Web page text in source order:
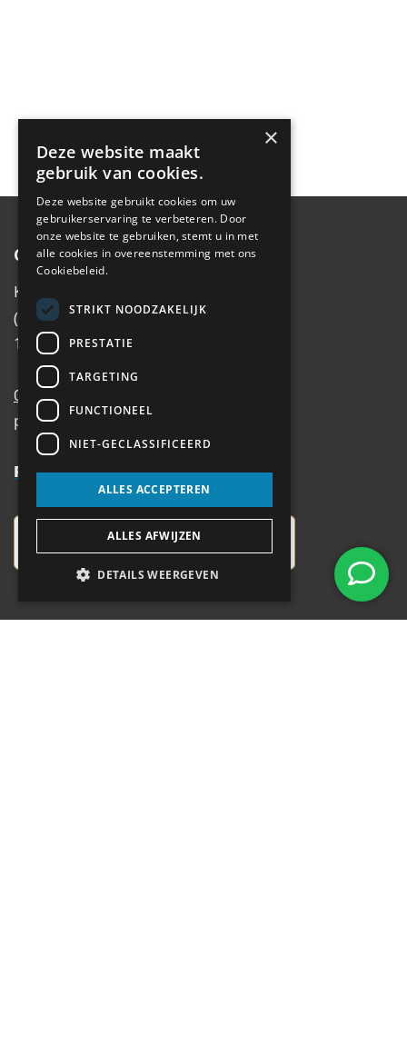
Contactgegevens
Koningsstraat 6
(hoek Emmastraat)
1213 AX Hilversum
035 – 62 49 102
postbus@antilope.nl
Review Policy
×
Deze website maakt
gebruik van cookies.
Deze website gebruikt cookies om uw
gebruikerservaring te verbeteren. Door
onze website te gebruiken, stemt u in met
alle cookies in overeenstemming met ons
Cookiebeleid.
STRIKT NOODZAKELIJK
PRESTATIE
TARGETING
FUNCTIONEEL
NIET-GECLASSIFICEERD
ALLES ACCEPTEREN
ALLES AFWIJZEN
DETAILS WEERGEVEN